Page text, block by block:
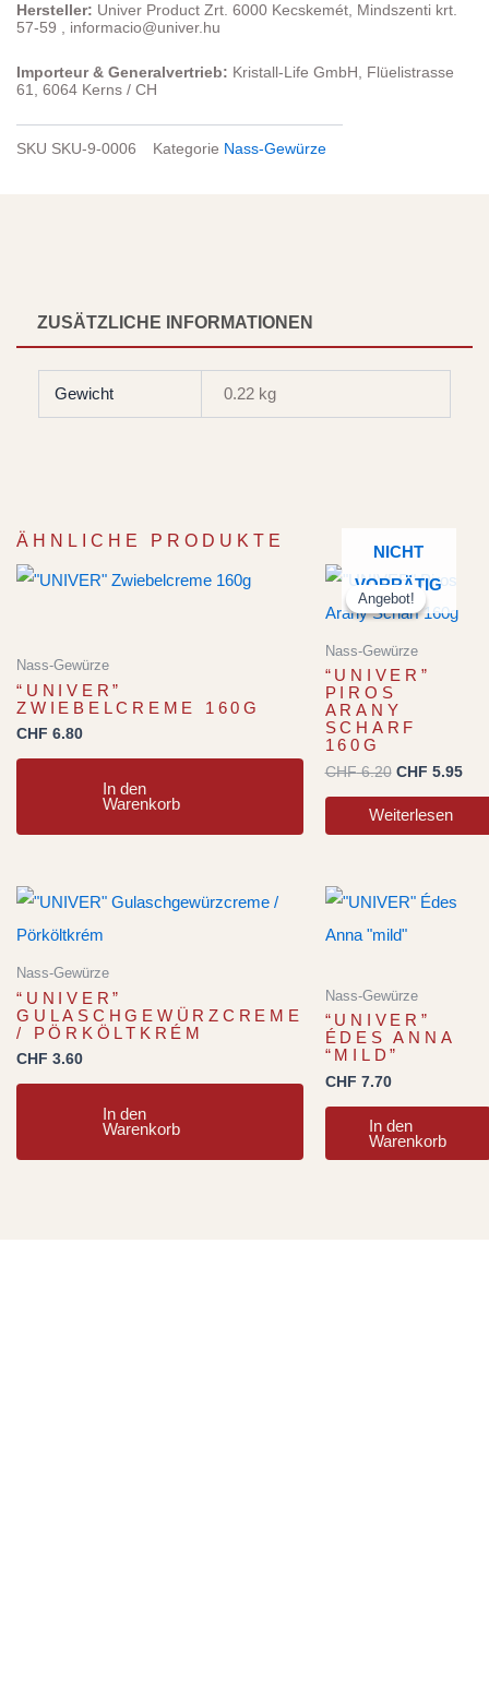
Hersteller: Univer Product Zrt. 6000 Kecskemét, Mindszenti krt.
57-59 , informacio@univer.hu
Importeur & Generalvertrieb: Kristall-Life GmbH, Flüelistrasse
61, 6064 Kerns / CH
SKU SKU-9-0006 Kategorie Nass-Gewürze
ZUSÄTZLICHE INFORMATIONEN
Gewicht 0.22 kg
ÄHNLICHE PRODUKTE
Nass-Gewürze
“UNIVER”
ZWIEBELCREME 160G
CHF 6.80
In den
Warenkorb
Angebot!
NICHT
VORRÄTIG
Angebot!
Nass-Gewürze
“UNIVER”
PIROS
ARANY
SCHARF
160G
CHF6.20
Preis
war:
CHF 6.20
CHF 5.95
Weiterlesen
Nass-Gewürze
“UNIVER”
GULASCHGEWÜRZCREME
/ PÖRKÖLTKRÉM
CHF 3.60
In den
Warenkorb
Nass-Gewürze
“UNIVER”
ÉDES ANNA
“MILD”
CHF 7.70
In den
Warenkorb